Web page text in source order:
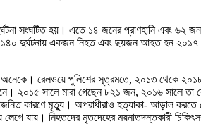
সংঘটিত হয়। এতে ১৪ জনের প্রাণহানি
একজন নিহত এবং ছয়জন আহত হন ২০১৭
অনেকে। রেলওয়ে পুলিশের সূত্রমতে, ২০১৩ থেকে
২০১৫ সালে মারা গেছেন ৮২১ জন, ২০১৬ সালে তা
কারণে মৃত্যু। অপরাধীরাও হত্যাকা- আড়াল করতে
লেগে যায়। নিহতদের মৃতদেহের ময়নাতদন্তকারী